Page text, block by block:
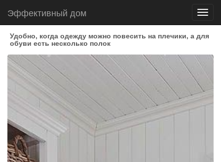
Эффективный дом
Удобно, когда одежду можно повесить на плечики, а для
обуви есть несколько полок